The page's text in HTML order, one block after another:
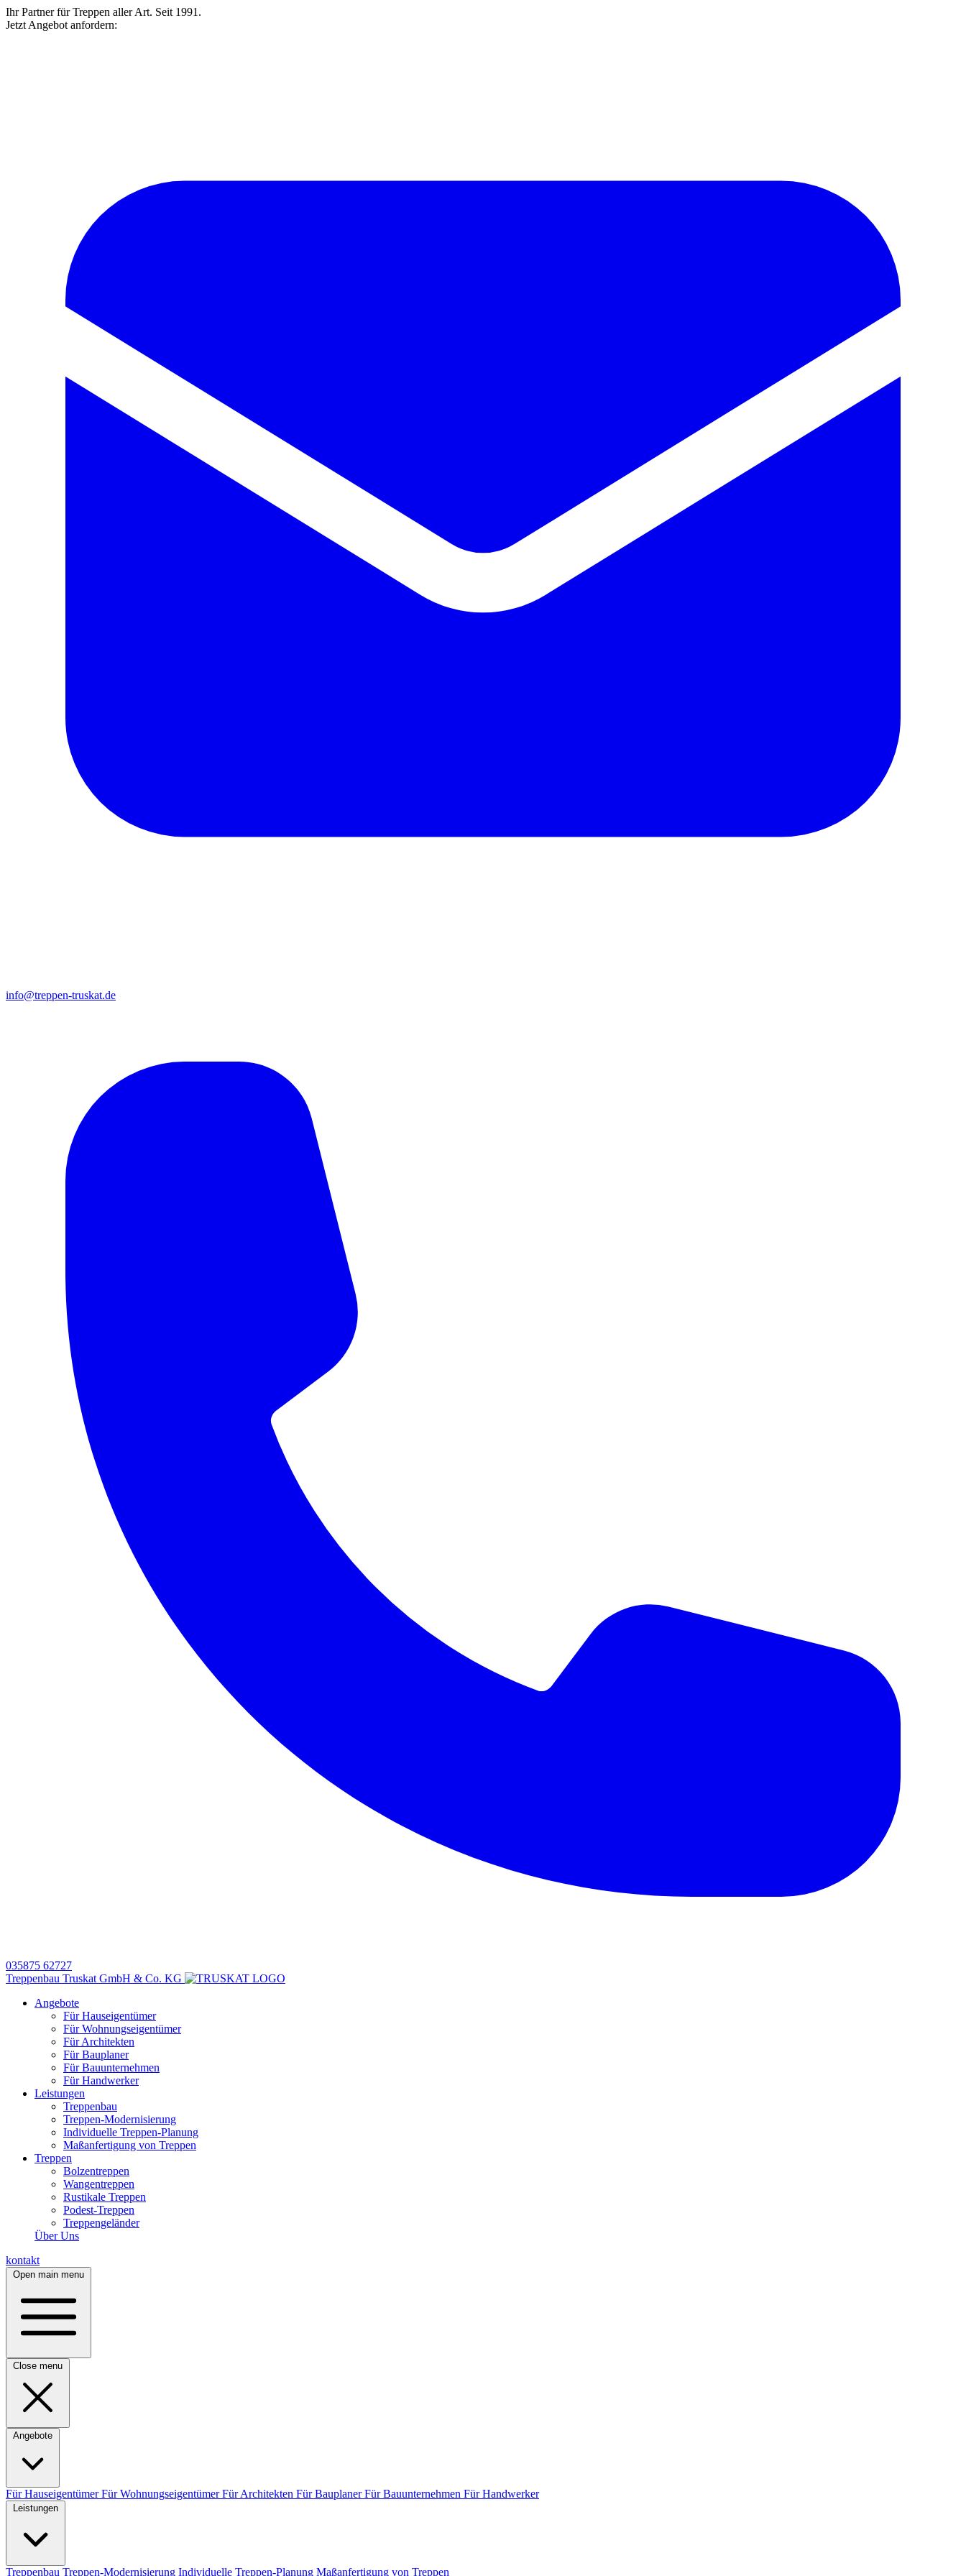
Ihr Partner für Treppen aller Art. Seit 1991.
Jetzt Angebot anfordern:
info@treppen-truskat.de
035875 62727
Treppenbau Truskat GmbH & Co. KG
Angebote
Für Hauseigentümer
Für Wohnungseigentümer
Für Architekten
Für Bauplaner
Für Bauunternehmen
Für Handwerker
Leistungen
Treppenbau
Treppen-Modernisierung
Individuelle Treppen-Planung
Maßanfertigung von Treppen
Treppen
Bolzentreppen
Wangentreppen
Rustikale Treppen
Podest-Treppen
Treppengeländer
Über Uns
kontakt
Open main menu
Close menu
Angebote
Für HauseigentümerFür WohnungseigentümerFür Architekten Für BauplanerFür Bauunternehmen Für Handwerker
Leistungen
Treppenbau Treppen-Modernisierung Individuelle Treppen-Planung Maßanfertigung von Treppen